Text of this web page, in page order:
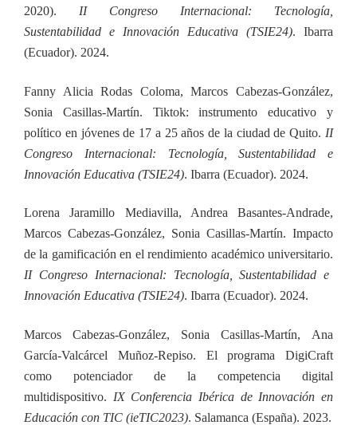
2020). II Congreso Internacional: Tecnología,
Sustentabilidad e Innovación Educativa (TSIE24). Ibarra
(Ecuador). 2024.
Fanny Alicia Rodas Coloma, Marcos Cabezas-González,
Sonia Casillas-Martín. Tiktok: instrumento educativo y
político en jóvenes de 17 a 25 años de la ciudad de Quito. II
Congreso Internacional: Tecnología, Sustentabilidad e
Innovación Educativa (TSIE24). Ibarra (Ecuador). 2024.
Lorena Jaramillo Mediavilla, Andrea Basantes-Andrade,
Marcos Cabezas-González, Sonia Casillas-Martín. Impacto
de la gamificación en el rendimiento académico universitario.
II Congreso Internacional: Tecnología, Sustentabilidad e
Innovación Educativa (TSIE24). Ibarra (Ecuador). 2024.
Marcos Cabezas-González, Sonia Casillas-Martín,
Ana
García-Valcárcel Muñoz-Repiso. El programa DigiCraft
como potenciador de la competencia digital
multidispositivo. IX Conferencia Ibérica de Innovación en
Educación con TIC (ieTIC2023). Salamanca (España). 2023.